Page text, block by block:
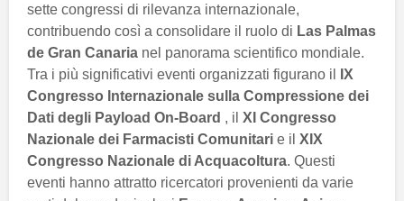
sette congressi di rilevanza internazionale,
contribuendo così a consolidare il ruolo di Las Palmas
de Gran Canaria nel panorama scientifico mondiale.
Tra i più significativi eventi organizzati figurano il
IX
Congresso Internazionale sulla Compressione dei
Dati degli Payload On-Board , il XI Congresso
Nazionale dei Farmacisti Comunitari e il XIX
Congresso Nazionale di Acquacoltura. Questi
eventi hanno attratto ricercatori provenienti da varie